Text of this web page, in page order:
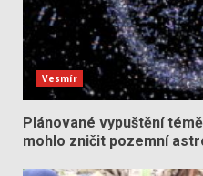
Vesmír
Plánované vypuštění
mohlo zničit pozemní